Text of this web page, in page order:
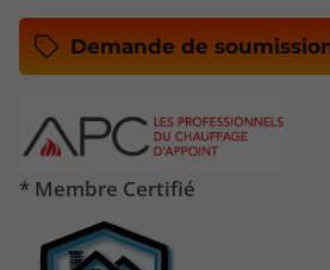
Demande de
* Membre Certifié